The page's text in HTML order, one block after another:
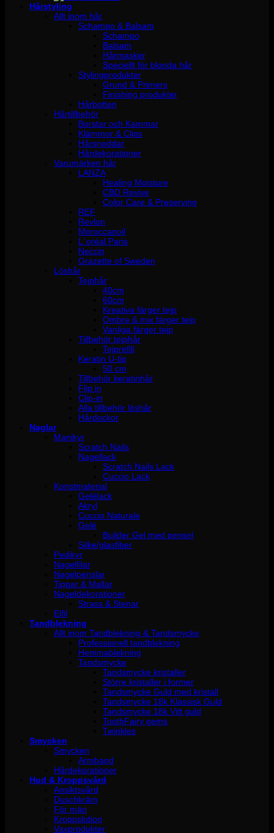
Hårstyling
Allt inom hår
Schampo & Balsam
Schampo
Balsam
Hårmasker
Speciellt för blonda hår
Stylingprodukter
Grund & Primers
Finishing produkter
Hårbotten
Hårtillbehör
Borstar och Kammar
Klämmor & Clips
Hårsnoddar
Hårdekorationer
Varumärken hår
LANZA
Healing Moisture
CBD Revive
Color Care & Preserving
REF
Revlon
Moroccanoil
L´oréal Paris
Neccin
Grazette of Sweden
Löshår
Tejphår
40cm
60cm
Kreativa färger tejp
Ombre & mix färger tejp
Vanliga färger tejp
Tillbehör tejphår
Tejprefill
Keratin U-tip
50 cm
Tillbehör keratinhår
Flip in
Clip-in
Alla tillbehör löshår
Hårdockor
Naglar
Manikyr
Scratch Nails
Nagellack
Scratch Nails Lack
Cuccio Lack
Konstmaterial
Gelélack
Akryl
Cuccio Naturale
Gelé
Builder Gel med pensel
Silke/glasfiber
Pedikyr
Nagelfilar
Nagelpenslar
Tippar & Mallar
Nageldekorationer
Strass & Stenar
Elfil
Tandblekning
Allt inom Tandblekning & Tandsmycke
Professionell tandblekning
Hemmablekning
Tandsmycke
Tandsmycke kristaller
Större kristaller i former
Tandsmycke Guld med kristall
Tandsmycke 18k Klassisk Guld
Tandsmycke 18k Vitt guld
ToothFairy gems
Twinkles
Smycken
Smycken
Armband
Hårdekorationer
Hud & Kroppsvård
Ansiktsvård
Duschkräm
För män
Kroppslotion
Vaxprodukter